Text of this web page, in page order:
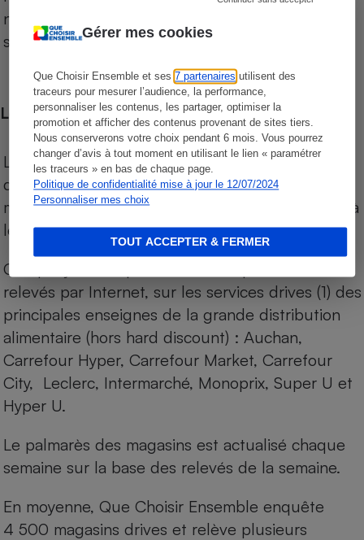
Gérer mes cookies
Que Choisir Ensemble et ses7 partenaires utilisent des
traceurs pour mesurer l’audience, la performance,
personnaliser les contenus, les partager, optimiser la
promotion et afficher des contenus provenant de sites tiers.
Nous conserverons votre choix pendant 6 mois. Vous pourrez
changer d’avis à tout moment en utilisant le lien « paramétrer
les traceurs » en bas de chaque page.
Politique de confidentialité mise à jour le 12/07/2024
Personnaliser mes choix
TOUT ACCEPTER & FERMER
niveau de prix des supermarchés, géolocalisés
sur le territoire français.
Les comparaisons de prix
Les comparaisons sont réalisées sur l’ensemble
des produits des magasins. Les produits de
marques de distributeurs (MDD) sont comparés à
leurs équivalents chez leurs concurrents.
Chaque jour, les prix de tous les produits sont
relevés par Internet, sur les services drives (1) des
principales enseignes de la grande distribution
alimentaire (hors hard discount) : Auchan,
Carrefour Hyper, Carrefour Market, Carrefour
City, Leclerc, Intermarché, Monoprix, Super U et
Hyper U.
Le palmarès des magasins est actualisé chaque
semaine sur la base des relevés de la semaine.
En moyenne, Que Choisir Ensemble enquête
4 500 magasins drives et relève plusieurs